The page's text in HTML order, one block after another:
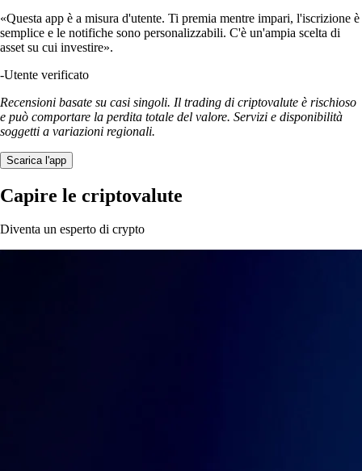
«Questa app è a misura d'utente. Ti premia mentre impari, l'iscrizione è
semplice e le notifiche sono personalizzabili. C'è un'ampia scelta di
asset su cui investire».
-Utente verificato
Recensioni basate su casi singoli. Il trading di criptovalute è rischioso
e può comportare la perdita totale del valore. Servizi e disponibilità
soggetti a variazioni regionali.
Scarica l'app
Capire le criptovalute
Diventa un esperto di crypto